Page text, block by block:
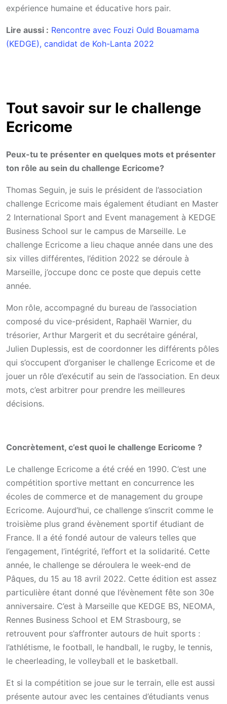
expérience humaine et éducative hors pair.
Lire aussi : Rencontre avec Fouzi Ould Bouamama
(KEDGE), candidat de Koh-Lanta 2022
Tout savoir sur le challenge
Ecricome
Peux-tu te présenter en quelques mots et présenter
ton rôle au sein du challenge Ecricome?
Thomas Seguin, je suis le président de l’association
challenge Ecricome mais également étudiant en Master
2 International Sport and Event management à KEDGE
Business School sur le campus de Marseille. Le
challenge Ecricome a lieu chaque année dans une des
six villes différentes, l’édition 2022 se déroule à
Marseille, j’occupe donc ce poste que depuis cette
année.
Mon rôle, accompagné du bureau de l’association
composé du vice-président, Raphaël Warnier, du
trésorier, Arthur Margerit et du secrétaire général,
Julien Duplessis, est de coordonner les différents pôles
qui s’occupent d’organiser le challenge Ecricome et de
jouer un rôle d’exécutif au sein de l’association. En deux
mots, c’est arbitrer pour prendre les meilleures
décisions.
Concrètement, c’est quoi le challenge Ecricome ?
Le challenge Ecricome a été créé en 1990. C’est une
compétition sportive mettant en concurrence les
écoles de commerce et de management du groupe
Ecricome. Aujourd’hui, ce challenge s’inscrit comme le
troisième plus grand évènement sportif étudiant de
France. Il a été fondé autour de valeurs telles que
l’engagement, l’intégrité, l’effort et la solidarité. Cette
année, le challenge se déroulera le week-end de
Pâques, du 15 au 18 avril 2022. Cette édition est assez
particulière étant donné que l’évènement fête son 30e
anniversaire. C’est à Marseille que KEDGE BS, NEOMA,
Rennes Business School et EM Strasbourg, se
retrouvent pour s’affronter autours de huit sports :
l’athlétisme, le football, le handball, le rugby, le tennis,
le cheerleading, le volleyball et le basketball.
Et si la compétition se joue sur le terrain, elle est aussi
présente autour avec les centaines d’étudiants venus